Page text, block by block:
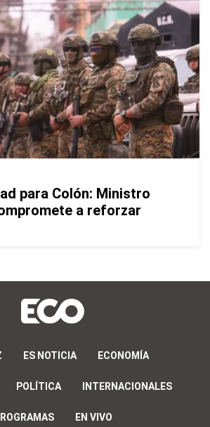
para Colón: Ministro
a reforzar
ES NOTICIA ECONOMÍA
POLÍTICA INTERNACIONALES
EN VIVO